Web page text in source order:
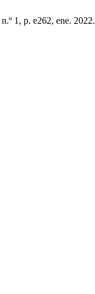
1, p. e262, ene. 2022.